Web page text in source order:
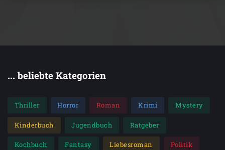
... beliebte Kategorien
Thriller Horror Roman Krimi Mystery
Kinderbuch Jugendbuch Ratgeber
Kochbuch Fantasy Liebesroman Politik